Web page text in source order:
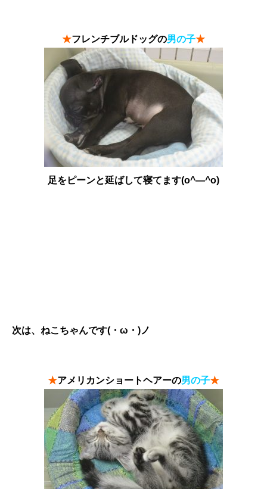
★フレンチブルドッグの男の子★
足をピーンと延ばして寝てます(o^―^o)
次は、ねこちゃんです(・ω・)ノ
★アメリカンショートヘアーの男の子★